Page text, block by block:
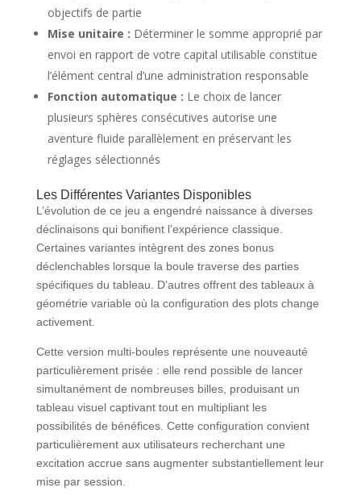
objectifs de partie
Mise unitaire : Déterminer le somme approprié par
envoi en rapport de votre capital utilisable constitue
l’élément central d’une administration responsable
Fonction automatique : Le choix de lancer
plusieurs sphères consécutives autorise une
aventure fluide parallèlement en préservant les
réglages sélectionnés
Les Différentes Variantes Disponibles
L’évolution de ce jeu a engendré naissance à diverses
déclinaisons qui bonifient l’expérience classique.
Certaines variantes intègrent des zones bonus
déclenchables lorsque la boule traverse des parties
spécifiques du tableau. D’autres offrent des tableaux à
géométrie variable où la configuration des plots change
activement.
Cette version multi-boules représente une nouveauté
particulièrement prisée : elle rend possible de lancer
simultanément de nombreuses billes, produisant un
tableau visuel captivant tout en multipliant les
possibilités de bénéfices. Cette configuration convient
particulièrement aux utilisateurs recherchant une
excitation accrue sans augmenter substantiellement leur
mise par session.